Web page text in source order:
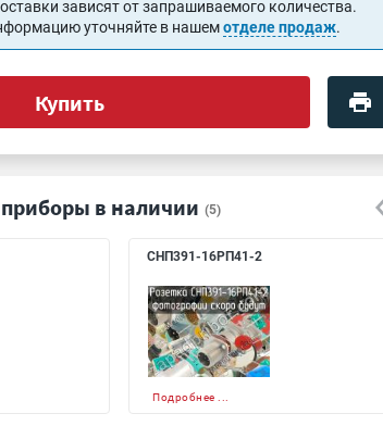
зависят от запрашиваемого количества.
уточняйте в нашемотделе продаж.
Купить
в наличии (5)
СНП391-16РП41-2
Подробнее ...